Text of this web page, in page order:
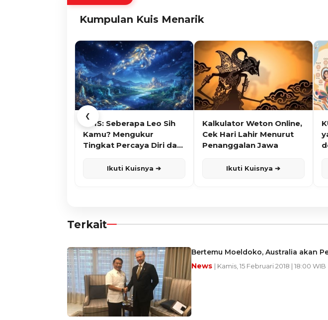
Kumpulan Kuis Menarik
❮
KUIS: Seberapa Leo Sih
Kamu? Mengukur
Tingkat Percaya Diri dan
Ikuti Kuisnya ➔
Kalkulator Weton Online,
Cek Hari Lahir Menurut
Penanggalan Jawa
Ikuti Kuisnya ➔
Terkait
Bertemu Moeldoko, Australia akan
News | Kamis, 15 Februari 2018 | 18:00 WIB